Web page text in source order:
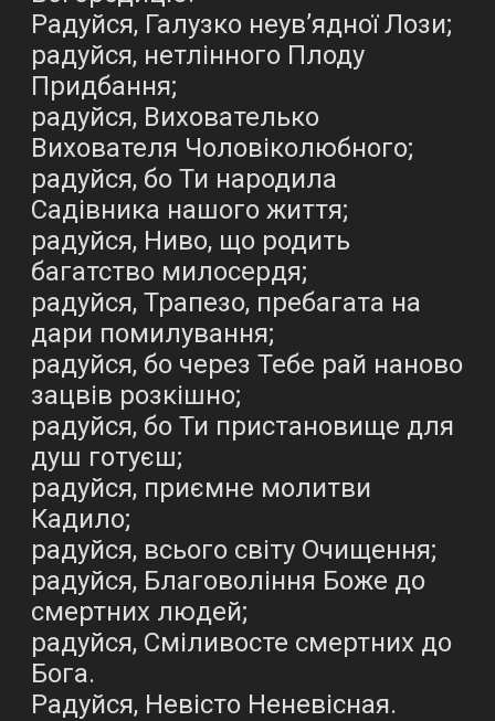
Радуйся, Галузко неув’ядної Лози;
радуйся, нетлінного Плоду
Придбання;
радуйся, Вихователько
Вихователя Чоловіколюбного;
радуйся, бо Ти народила
Садівника нашого життя;
радуйся, Ниво, що родить
багатство милосердя;
радуйся, Трапезо, пребагата на
дари помилування;
радуйся, бо через Тебе рай наново
зацвів розкішно;
радуйся, бо Ти пристановище для
душ готуєш;
радуйся, приємне молитви
Кадило;
радуйся, всього світу Очищення;
радуйся, Благовоління Боже до
смертних людей;
радуйся, Сміливосте смертних до
Бога.
Радуйся, Невісто Неневісная.